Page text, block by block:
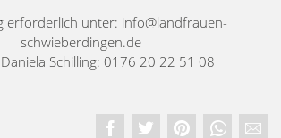
erforderlich unter: info@landfrauen-
schwieberdingen.de
Schilling: 0176 20 22 51 08